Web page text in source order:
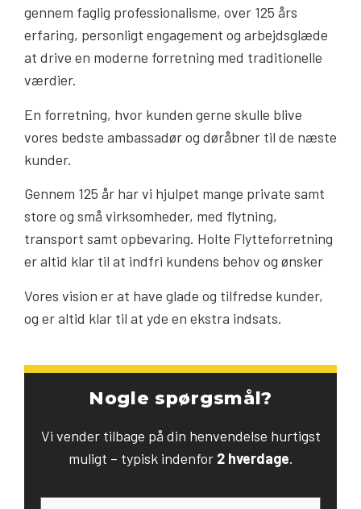
gennem faglig professionalisme, over 125 års
erfaring, personligt engagement og arbejdsglæde
at drive en moderne forretning med traditionelle
værdier.
En forretning, hvor kunden gerne skulle blive
vores bedste ambassadør og døråbner til de næste
kunder.
Gennem 125 år har vi hjulpet mange private samt
store og små virksomheder, med flytning,
transport samt opbevaring. Holte Flytteforretning
er altid klar til at indfri kundens behov og ønsker
Vores vision er at have glade og tilfredse kunder,
og er altid klar til at yde en ekstra indsats.
Nogle spørgsmål?
Vi vender tilbage på din henvendelse hurtigst
muligt – typisk indenfor2 hverdage.